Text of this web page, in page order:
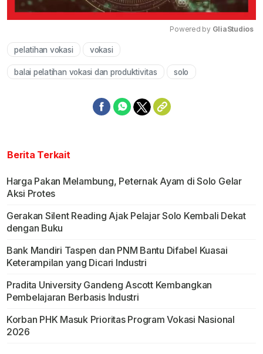
Powered by GliaStudios
pelatihan vokasi vokasi
balai pelatihan vokasi dan produktivitas solo
Berita Terkait
Harga Pakan Melambung, Peternak Ayam di Solo Gelar
Aksi Protes
Gerakan Silent Reading Ajak Pelajar Solo Kembali Dekat
dengan Buku
Bank Mandiri Taspen dan PNM Bantu Difabel Kuasai
Keterampilan yang Dicari Industri
Pradita University Gandeng Ascott Kembangkan
Pembelajaran Berbasis Industri
Korban PHK Masuk Prioritas Program Vokasi Nasional
2026